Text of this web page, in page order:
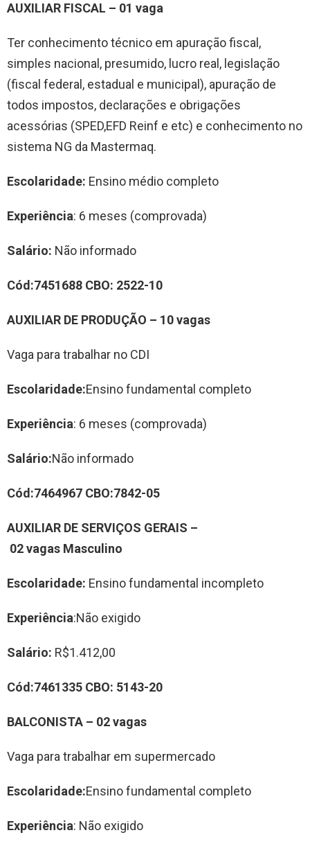
AUXILIAR FISCAL – 01 vaga
Ter conhecimento técnico em apuração fiscal,
simples nacional, presumido, lucro real, legislação
(fiscal federal, estadual e municipal), apuração de
todos impostos, declarações e obrigações
acessórias (SPED,EFD Reinf e etc) e conhecimento no
sistema NG da Mastermaq.
Escolaridade: Ensino médio completo
Experiência: 6 meses (comprovada)
Salário: Não informado
Cód:7451688 CBO: 2522-10
AUXILIAR DE PRODUÇÃO – 10vagas
Vaga para trabalhar no CDI
Escolaridade:Ensino fundamental completo
Experiência: 6 meses (comprovada)
Salário:Não informado
Cód:7464967 CBO:7842-05
AUXILIAR DE SERVIÇOS GERAIS –
02vagas Masculino
Escolaridade: Ensino fundamental incompleto
Experiência:Não exigido
Salário: R$1.412,00
Cód:7461335 CBO: 5143-20
BALCONISTA – 02vagas
Vaga para trabalhar em supermercado
Escolaridade:Ensino fundamental completo
Experiência: Não exigido